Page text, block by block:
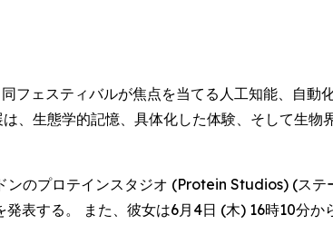
フェスティバルが焦点を当てる人工知能、自動
、生態学的記憶、具体化した体験、そして生物
ンのプロテインスタジオ (Protein Studios) (ステ
する。 また、彼女は6月4日 (木) 16時10分か